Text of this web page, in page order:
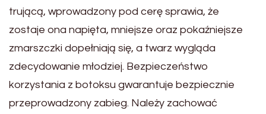
trującą, wprowadzony pod cerę sprawia, że
zostaje ona napięta, mniejsze oraz pokaźniejsze
zmarszczki dopełniają się, a twarz wygląda
zdecydowanie młodziej. Bezpieczeństwo
korzystania z botoksu gwarantuje bezpiecznie
przeprowadzony zabieg. Należy zachować